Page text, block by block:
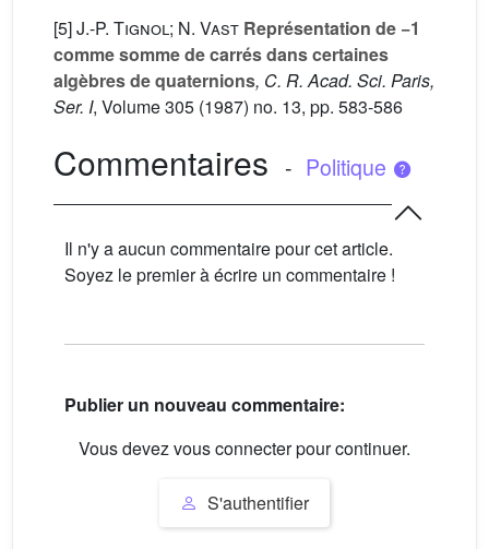
[5]J.-P. Tignol; N. Vast Représentation de −1
comme somme de carrés dans certaines
algèbres de quaternions, C. R. Acad. Sci. Paris,
Ser. I, Volume 305 (1987) no. 13, pp. 583-586
Commentaires - Politique
Il n'y a aucun commentaire pour cet article.
Soyez le premier à écrire un commentaire !
Publier un nouveau commentaire:
Vous devez vous connecter pour continuer.
S'authentifier